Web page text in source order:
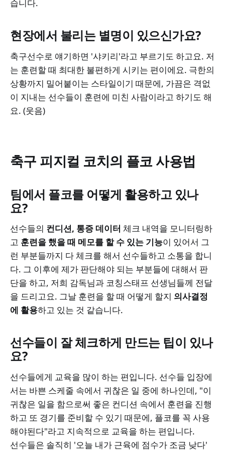
습니다.
현장에서 불리는 별명이 있으신가요?
축구선수로 얘기하면 '샤키리'라고 부르기도 하고요. 저
는 훈련할 때 최대한 불편하게 시키는 편이에요. 극한의
상황까지 밀어붙이는 스타일이기 때문에, 가끔은 격없
이 지내는 선수들이 훈련에 미친 사람이라고 하기도 해
요. (웃음)
축구 피지컬 코치의 플코 사용법
팀에서 플코를 어떻게 활용하고 있나
요?
선수들의 컨디션, 통증 데이터 체크 내역을 모니터링하
고 훈련을 했을 때 메모를 할 수 있는 기능이 있어서 그
런 부분들까지 다 체크를 해서 선수들하고 소통을 합니
다. 그 이후에 제가 판단해야 되는 부분들에 대해서 판
단을 하고, 저희 감독님과 코칭스태프 선생님들께 전달
을 드리고요. 그날 훈련을 할 때 어떻게 할지 의사결정
에 활용하고 있는 것 같습니다.
선수들이 잘 체크하게 만드는 팁이 있나
요?
선수들에게 교육을 많이 하는 편입니다. 선수들 입장에
서는 바쁜 스케줄 속에서 귀찮은 일 중에 하나인데, "이
귀찮은 일을 함으로써 좋은 컨디션 속에서 훈련을 진행
하고 또 경기를 준비할 수 있기 때문에, 플코를 꼭 사용
해야된다"라고 지속적으로 교육을 하는 편입니다.
선수들은 솔직히 '오늘 내가 근육에 점수가 조금 낮다'